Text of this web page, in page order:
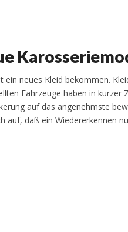
ein neues Kleid bekommen.
Fahrzeuge haben in kurzer
auf das angenehmste
auf, daß ein Wiedererkennen